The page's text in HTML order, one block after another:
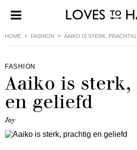
HOME FASHION AAIKO IS STERK,
FASHION
Aaiko is
en geliefd
Joy